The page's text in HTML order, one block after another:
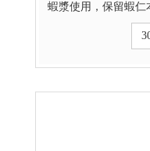
蝦漿使用，保留蝦
存最佳狀態 已事先
味輕鬆上桌。 *購